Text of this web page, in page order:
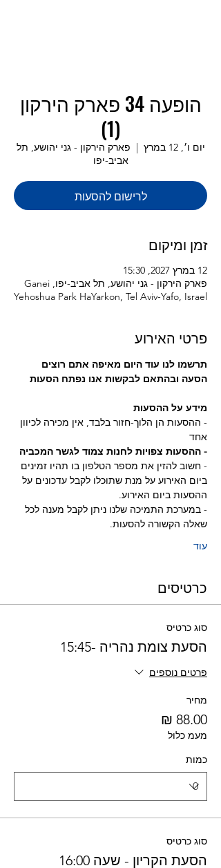
הופעה 34 פארק הירקון
(1)
יום ו׳, 12 במרץ
  |
פארק הירקון - גני יהושע, תל
אביב-יפו
לרישום להסעות
זמן ומיקום
12 במרץ 2027, 15:30
פארק הירקון - גני יהושע, תל אביב-יפו, Ganei
Yehoshua Park HaYarkon, Tel Aviv-Yafo, Israel
פרטי האירוע
תרשמו לנו עוד היום מאיפה אתם רוצים
הסעה ובהתאם לבקשות אנו נפתח הסעות
מידע על ההסעות
- ההסעות הן הלוך-חזור בלבד, אין מכירה לכיוון
אחד
- ההסעות צפויות לחנות צמוד לגשר המכביה
- חשוב להזין את מספר הטלפון בו תהיו זמינים
ביום האירוע על מנת שתוכלו לקבל עדכונים על
ההסעות ביום האירוע.
- במערכת התמיכה שלנו ניתן לקבל מענה לכל
שאלה הקשורה להסעות.
עוד
כרטיסים
סוג כרטיס
הסעת צומת נהריה -15:45
פרטים נוספים
מחיר
מעמ כלול
כמות
סוג כרטיס
הסעת הקריון - שעה 16:00